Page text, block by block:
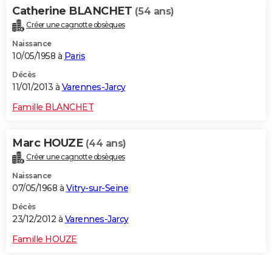
Catherine BLANCHET (54 ans)
Créer une cagnotte obsèques
Naissance
10/05/1958 à Paris
Décès
11/01/2013 à Varennes-Jarcy
Famille BLANCHET
Marc HOUZE (44 ans)
Créer une cagnotte obsèques
Naissance
07/05/1968 à Vitry-sur-Seine
Décès
23/12/2012 à Varennes-Jarcy
Famille HOUZE